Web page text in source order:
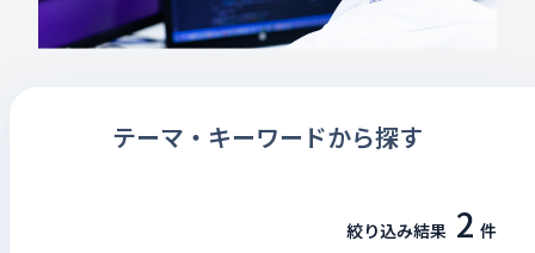
ニュース
テーマ・キーワードから探す
絞り込み結果 2 件